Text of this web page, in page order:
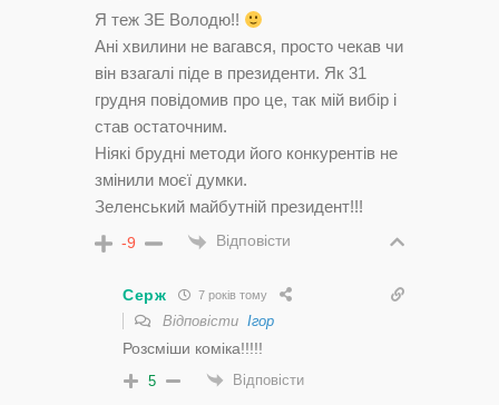
Я теж ЗЕ Володю!!
Ані хвилини не вагався, просто чекав чи
він взагалі піде в президенти. Як 31
грудня повідомив про це, так мій вибір і
став остаточним.
Ніякі брудні методи його конкурентів не
змінили моєї думки.
Зеленський майбутній президент!!!
-9 Відповісти
Серж 7 років тому
Відповісти Ігор
Розсміши коміка!!!!!
5 Відповісти